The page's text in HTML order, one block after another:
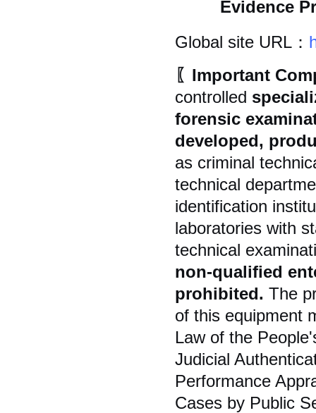
Evidence
Global site URL：
〖Important
controlled
forensic
developed,
as criminal
technical
identification
laboratories with
technical
non-qualified
prohibited. The
of this equipment
Law of the
Judicial
Performance
Cases by Public